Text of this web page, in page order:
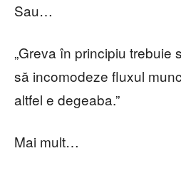
Sau…
„Greva în principiu trebuie
să incomodeze fluxul
altfel e degeaba.”
Mai mult…